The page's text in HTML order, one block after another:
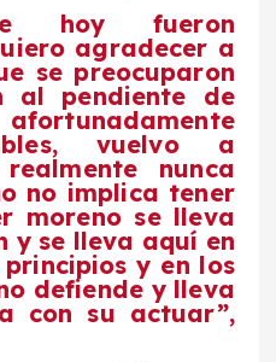
hoy fueron
agradecer a
se preocuparon
al pendiente de
vuelvo a
nunca
no implica tener
moreno se lleva
y se lleva aquí en
y en los
defiende y lleva
con su actuar”,